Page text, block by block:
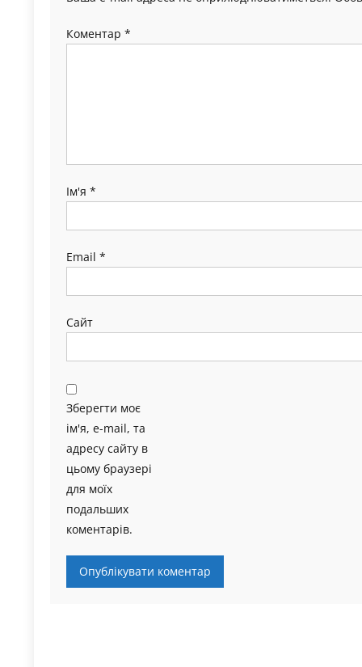
Коментар *
Ім'я *
Email *
Сайт
Зберегти моє
ім'я, e-mail, та
адресу сайту в
цьому браузері
для моїх
подальших
коментарів.